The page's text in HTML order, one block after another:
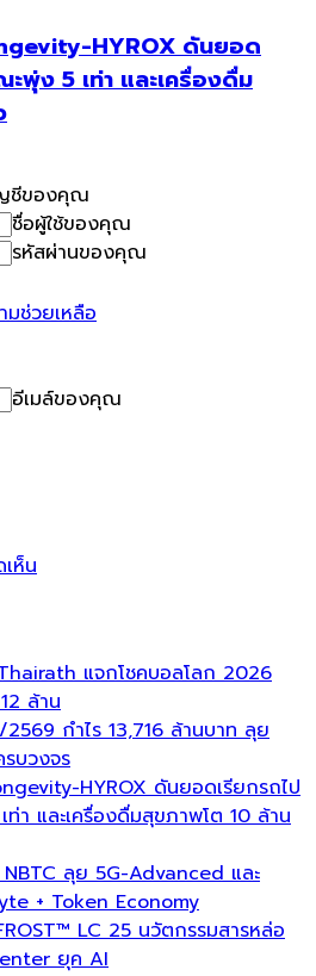
HYROX ดันยอด
ะพุ่ง 5 เท่า และเครื่องดื่ม
ชีของคุณ
ชื่อผู้ใช้ของคุณ
รหัสผ่านของคุณ
มช่วยเหลือ
อีเมล์ของคุณ
ห็น
แจกโชคบอลโลก 2026
ล้าน
กำไร 13,716 ล้านบาท ลุย
บวงจร
HYROX ดันยอดเรียกรถไป
า และเครื่องดื่มสุขภาพโต 10 ล้าน
ลุย 5G-Advanced และ
+ Token Economy
LC 25 นวัตกรรมสารหล่อ
ยุค AI